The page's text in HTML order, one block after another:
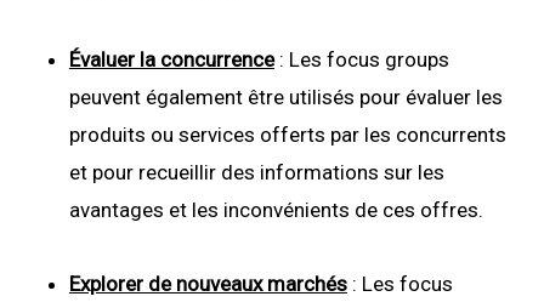
Évaluer la concurrence: Les focus groups
peuvent également être utilisés pour évaluer les
produits ou services offerts par les concurrents
et pour recueillir des informations sur les
avantages et les inconvénients de ces offres.
Explorer de nouveaux marchés: Les focus